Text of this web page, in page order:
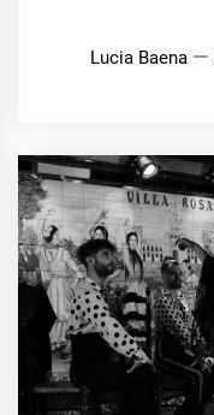
Lucia Baena